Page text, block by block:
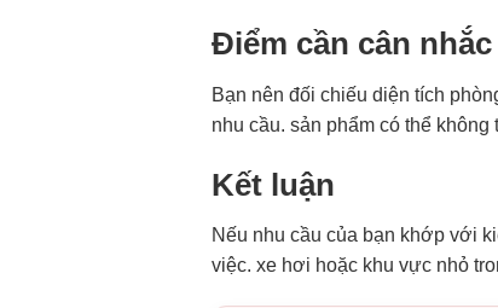
Điểm cần cân nhắc
Bạn nên đối chiếu diện tích
nhu cầu. sản phẩm có thể
Kết luận
Nếu nhu cầu của bạn khớp với
việc. xe hơi hoặc khu vực nhỏ